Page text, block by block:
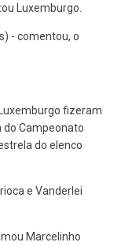
Luxemburgo.
- comentou, o
fizeram
do Campeonato
do elenco
e Vanderlei
Marcelinho